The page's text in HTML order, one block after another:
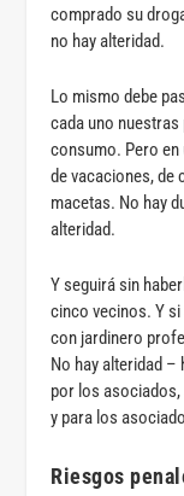
comprado su
no hay alteridad.
Lo mismo debe
cada uno
consumo. Pero
de vacaciones, de
macetas. No hay
alteridad.
Y seguirá sin
cinco vecinos. Y
con jardinero
No hay alteridad –
por los
y para los
Riesgos